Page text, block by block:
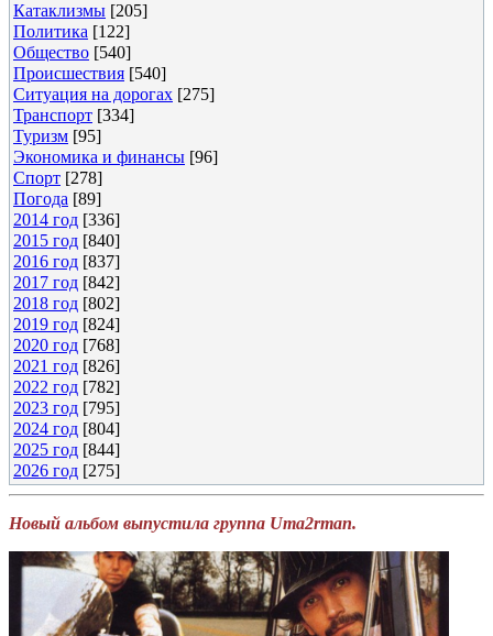
Катаклизмы [205]
Политика [122]
Общество [540]
Происшествия [540]
Ситуация на дорогах [275]
Транспорт [334]
Туризм [95]
Экономика и финансы [96]
Спорт [278]
Погода [89]
2014 год [336]
2015 год [840]
2016 год [837]
2017 год [842]
2018 год [802]
2019 год [824]
2020 год [768]
2021 год [826]
2022 год [782]
2023 год [795]
2024 год [804]
2025 год [844]
2026 год [275]
Новый альбом выпустила группа Uma2rman.